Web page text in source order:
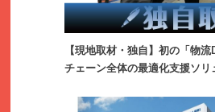
【現地取材・独自】初の「物
チェーン全体の最適化支援ソリ